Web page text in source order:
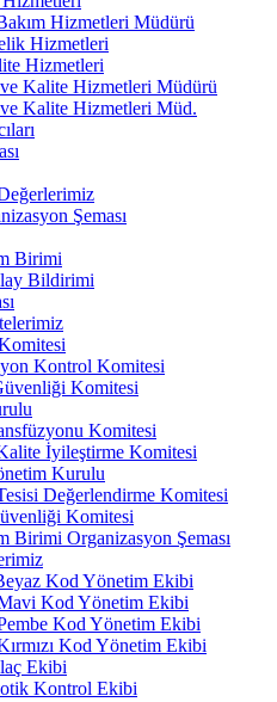
Hizmetleri Müdürü
Hizmetleri
Hizmetleri
Kalite Hizmetleri Müdürü
Kalite Hizmetleri Müd.
Şeması
Birimi
Bildirimi
Kontrol Komitesi
Komitesi
Komitesi
İyileştirme Komitesi
Kurulu
Değerlendirme Komitesi
Komitesi
Birimi Organizasyon Şeması
Kod Yönetim Ekibi
Kod Yönetim Ekibi
Kod Yönetim Ekibi
Kod Yönetim Ekibi
Ekibi
Kontrol Ekibi